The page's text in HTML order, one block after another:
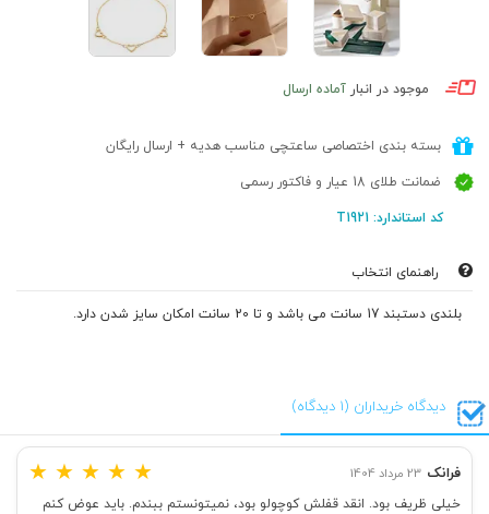
موجود در انبار آماده ارسال
بسته بندی اختصاصی ساعتچی مناسب هدیه + ارسال رایگان
ضمانت طلای 18 عیار و فاکتور رسمی
کد استاندارد: T1921
راهنمای انتخاب
بلندی دستبند 17 سانت می باشد و تا 20 سانت امکان سایز شدن دارد.
دیدگاه خریداران (1 دیدگاه)
فرانک 23 مرداد 1404 ★ ★ ★ ★ ★
خیلی ظریف بود. انقد قفلش کوچولو بود، نمیتونستم ببندم. باید عوض کنم